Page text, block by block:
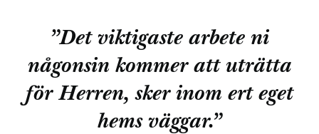
”Det viktigaste arbete ni
någonsin kommer att uträtta
för Herren, sker inom ert eget
hems väggar.”